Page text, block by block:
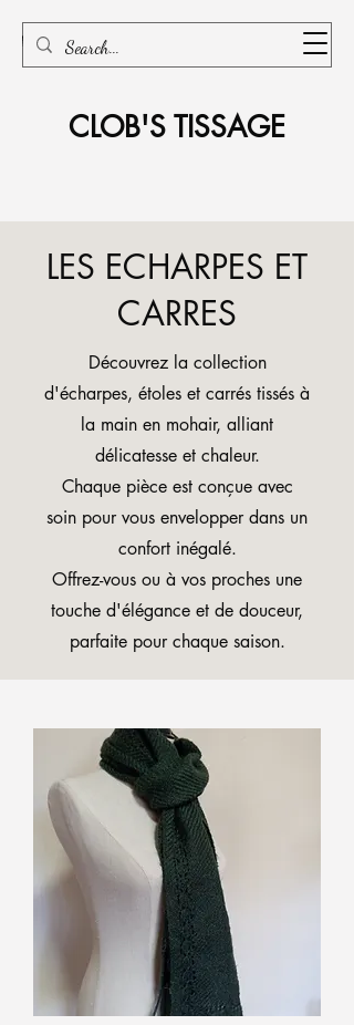
CLOB'S TISSAGE
LES ECHARPES ET
CARRES
Découvrez la collection
d'écharpes, étoles et carrés tissés à
la main en mohair, alliant
délicatesse et chaleur.
Chaque pièce est conçue avec
soin pour vous envelopper dans un
confort inégalé.
Offrez-vous ou à vos proches une
touche d'élégance et de douceur,
parfaite pour chaque saison.